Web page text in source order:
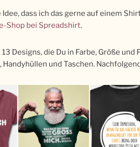
dass ich das gerne auf einem
Shop bei Spreadshirt.
Designs, die Du in Farbe, Größe
und Taschen.